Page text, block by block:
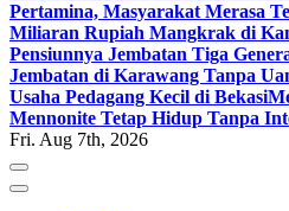
Pertamina, Masyarakat Merasa
Miliaran Rupiah Mangkrak di
Pensiunnya Jembatan Tiga
Jembatan di Karawang Tanpa
Usaha Pedagang Kecil di Bekasi
Mennonite Tetap Hidup Tanpa
Fri. Aug 7th, 2026